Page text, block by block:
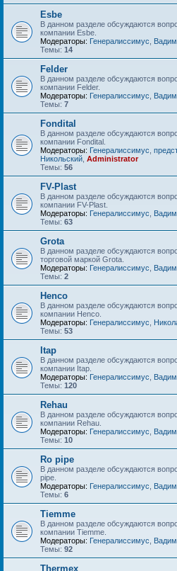
Esbe
В данном разделе обсуждаются
компании Esbe.
Модераторы: Генералиссимус
Темы: 14
Felder
В данном разделе обсуждаются
компании Felder.
Модераторы: Генералиссимус
Темы: 7
Fondital
В данном разделе обсуждаются
компании Fondital.
Модераторы: Генералиссимус
Никольский Administrator
Темы: 56
FV-Plast
В данном разделе обсуждаются
компании FV-Plast.
Модераторы: Генералиссимус
Темы: 63
Grota
В данном разделе обсуждаются
торговой маркой Grota.
Модераторы: Генералиссимус
Темы: 2
Henco
В данном разделе обсуждаются
компании Henco.
Модераторы: Генералиссимус
Темы: 53
Itap
В данном разделе обсуждаются
компании Itap.
Модераторы: Генералиссимус
Темы: 120
Rehau
В данном разделе обсуждаются
компании Rehau.
Модераторы: Генералиссимус
Темы: 10
Ro pipe
В данном разделе обсуждаются
pipe.
Модераторы: Генералиссимус
Темы: 6
Tiemme
В данном разделе обсуждаются
компании Tiemme.
Модераторы: Генералиссимус
Темы: 92
Thermex